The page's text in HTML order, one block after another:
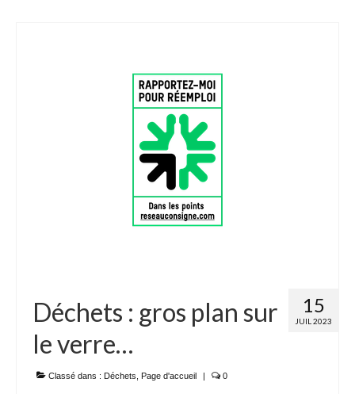
15
JUIL 2023
Déchets : gros plan sur
le verre…
Classé dans : Déchets Page d'accueil | 0